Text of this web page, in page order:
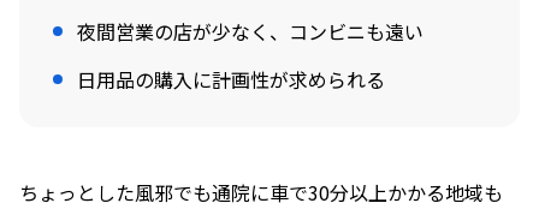
夜間営業の店が少なく、コンビニも遠い
日用品の購入に計画性が求められる
ちょっとした風邪でも通院に車で30分以上かかる地域も